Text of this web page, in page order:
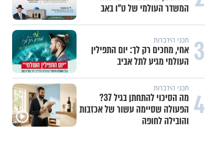
המשדר העולמי של ט"ו באב
3 תכני הידברות
אחי, מחכים רק לך: יום התפילין
העולמי מגיע לתל אביב
4 תכני הידברות
מה הסיכוי להתחתן בגיל 37?
הפעולה שסיימה עשור של אכזבות
והובילה לחופה